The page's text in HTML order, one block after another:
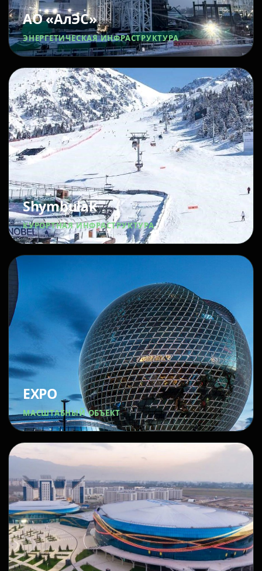
АО «АлЭС»
ЭНЕРГЕТИЧЕСКАЯ ИНФРАСТРУКТУРА
Shymbulak
КУРОРТНАЯ ИНФРАСТРУКТУРА
EXPO
МАСШТАБНЫЙ ОБЪЕКТ